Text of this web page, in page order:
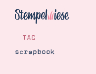
TAG
scrapbook